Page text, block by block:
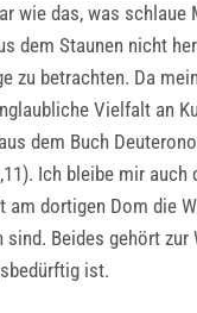
wie das, was
dem Staunen nicht
zu betrachten. Da
Vielfalt an
dem Buch
Ich bleibe mir
dortigen Dom die
Beides gehört
ist.